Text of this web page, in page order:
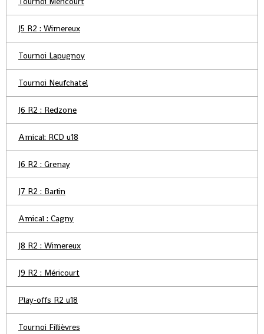
J5 R2 : Wimereux
Tournoi Lapugnoy
Tournoi Neufchatel
J6 R2 : Redzone
Amical: RCD u18
J6 R2 : Grenay
J7 R2 : Barlin
Amical : Cagny
J8 R2 : Wimereux
J9 R2 : Méricourt
Play-offs R2 u18
Tournoi Fillièvres